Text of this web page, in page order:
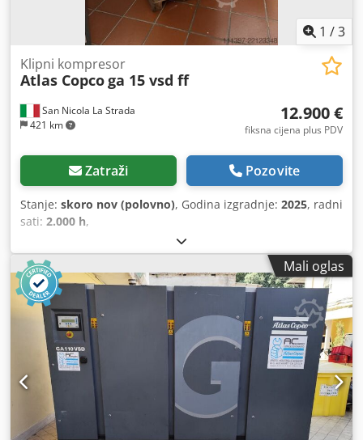
1 /3
San Nicola La Strada
421 km
Klipni kompresor
Atlas Copcoga 15 vsd ff
12.900 €
fiksna cijena plus PDV
Zatraži Pozovite
Stanje: skoro nov (polovno), Godina izgradnje: 2025, radni
sati: 2.000 h,
Mali oglas